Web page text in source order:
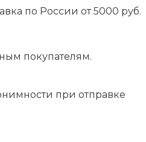
по России от 5000 руб.
покупателям.
при отправке